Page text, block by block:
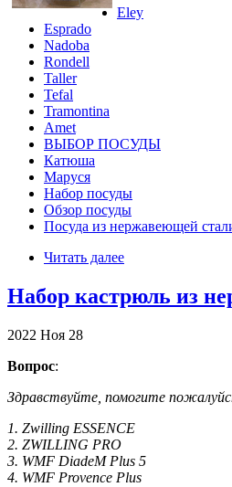
Eley
Esprado
Nadoba
Rondell
Taller
Tefal
Tramontina
Аmet
ВЫБОР ПОСУДЫ
Катюша
Маруся
Набор посуды
Обзор посуды
Посуда из нержавеющей
Читать далее
Набор кастрюль из
2022 Ноя 28
Вопрос:
Здравствуйте, помогите
1. Zwilling ESSENCE
2. ZWILLING PRO
3. WMF DiadeM Plus 5
4. WMF Provence Plus